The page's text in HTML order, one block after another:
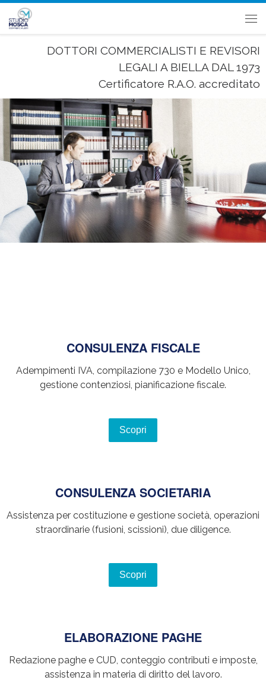
Passa al contenuto
DOTTORI COMMERCIALISTI E REVISORI
LEGALI A BIELLA DAL 1973
Certificatore R.A.O. accreditato
CONSULENZA FISCALE
Adempimenti IVA, compilazione 730 e Modello Unico,
gestione contenziosi, pianificazione fiscale.
Scopri
CONSULENZA SOCIETARIA
Assistenza per costituzione e gestione società, operazioni
straordinarie (fusioni, scissioni), due diligence.
Scopri
ELABORAZIONE PAGHE
Redazione paghe e CUD, conteggio contributi e imposte,
assistenza in materia di diritto del lavoro.